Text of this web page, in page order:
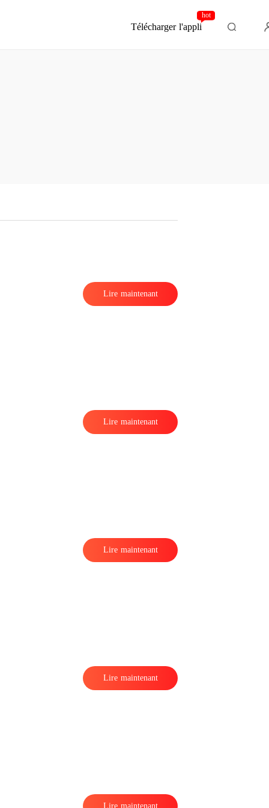
Télécharger l'appli
hot
Lire maintenant
Lire maintenant
Lire maintenant
Lire maintenant
Lire maintenant